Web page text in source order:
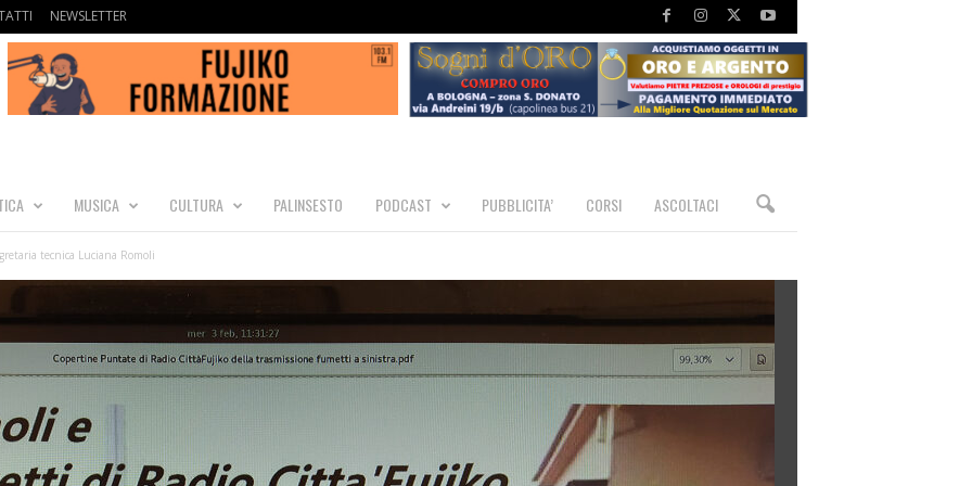
NEWSLETTER
MUSICA CULTURA PALINSESTO PODCAST PUBBLICITA’ CORSI ASCOLTACI
tecnica Luciana Romoli